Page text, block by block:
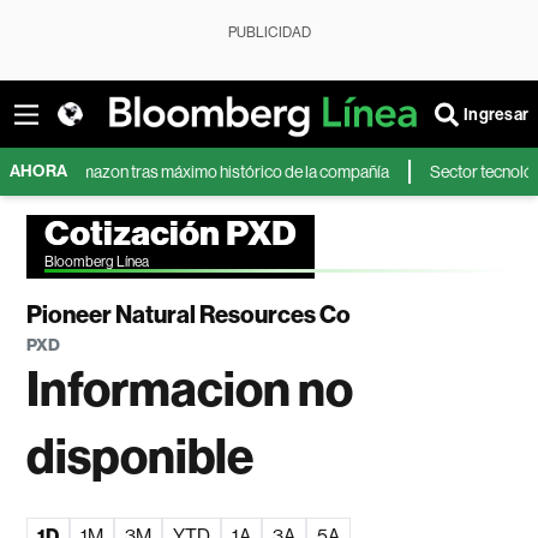
PUBLICIDAD
Ingresar
AHORA
Amazon tras máximo histórico de la compañía Sector tecnológico
Cotización PXD
Bloomberg Línea
Pioneer Natural Resources Co
PXD
Informacion no
disponible